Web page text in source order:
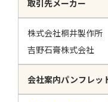
​取引先メーカー
株式会社桐井製作所​
​吉野石膏株式会社
会社案内パンフレッ